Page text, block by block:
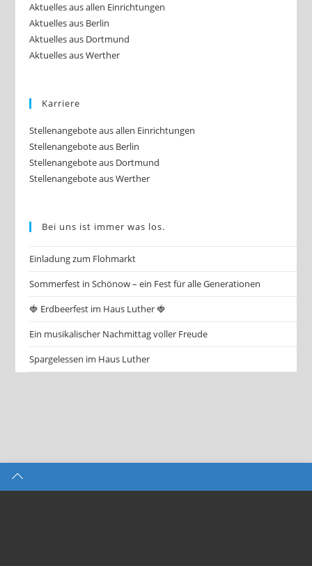
Aktuelles aus allen Einrichtungen
Aktuelles aus Berlin
Aktuelles aus Dortmund
Aktuelles aus Werther
Karriere
Stellenangebote aus allen Einrichtungen
Stellenangebote aus Berlin
Stellenangebote aus Dortmund
Stellenangebote aus Werther
Bei uns ist immer was los.
Einladung zum Flohmarkt
Sommerfest in Schönow – ein Fest für alle Generationen
🍓 Erdbeerfest im Haus Luther 🍓
Ein musikalischer Nachmittag voller Freude
Spargelessen im Haus Luther